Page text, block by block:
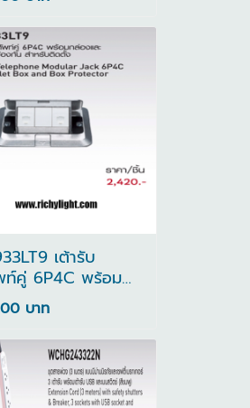
เต้ารับ
ท์คู่ 6P4C พร้อม
ละ ฝาครอบป้องกัน
บาท